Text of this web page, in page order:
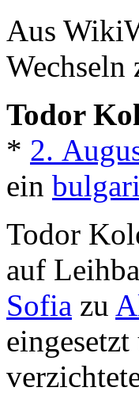
Aus
Wechseln
Todor
* 2.
ein
Todor
auf
Sofia zu